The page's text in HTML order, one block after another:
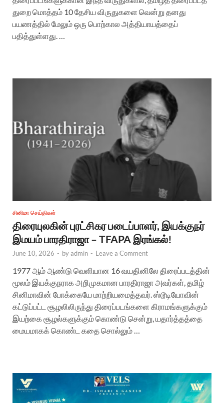
துறை மொத்தம் 10 தேசிய விருதுகளை வென்று தனது
பயணத்தில் மேலும் ஒரு பொற்கால அத்தியாயத்தைப்
பதித்துள்ளது. …
சினிமா செய்திகள்
திரையுலகின் புரட்சிகர படைப்பாளர், இயக்குநர்
இமயம் பாரதிராஜா – TFAPA இரங்கல்!
June 10, 2026 - byadmin - Leave a Comment
1977 ஆம் ஆண்டு வெளியான 16 வயதினிலே திரைப்படத்தின்
மூலம் இயக்குநராக அறிமுகமான பாரதிராஜா அவர்கள், தமிழ்
சினிமாவின் போக்கையே மாற்றியமைத்தவர். ஸ்டூடியோவின்
கட்டுப்பட்ட சூழலிலிருந்து திரைப்படங்களை கிராமங்களுக்கும்
இயற்கை சூழல்களுக்கும் கொண்டு சென்று, யதார்த்தத்தை
மையமாகக் கொண்ட கதை சொல்லும் …